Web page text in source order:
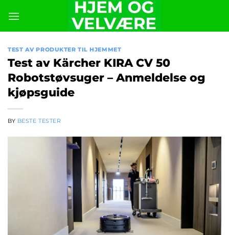
content
TEST AV PRODUKTER TIL HJEMMET
Test av Kärcher KIRA CV 50
Robotstøvsuger – Anmeldelse og
kjøpsguide
BY BESTE TESTER